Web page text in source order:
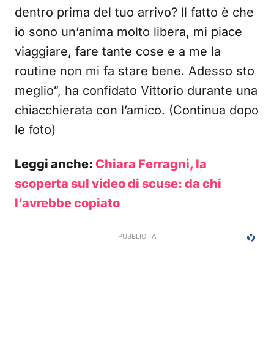
dentro prima del tuo arrivo? Il fatto è che
io sono un’anima molto libera, mi piace
viaggiare, fare tante cose e a me la
routine non mi fa stare bene. Adesso sto
meglio“, ha confidato Vittorio durante una
chiacchierata con l’amico. (Continua dopo
le foto)
Leggi anche: Chiara Ferragni, la
scoperta sul video di scuse: da chi
l’avrebbe copiato